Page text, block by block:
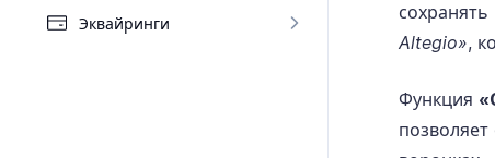
Эквайринги
Altegio»,
Функция